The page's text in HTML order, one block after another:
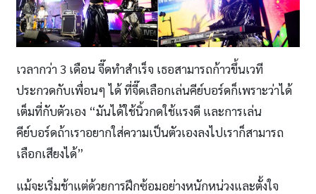
เวลากว่า 3 เดือน จี๊ดทำสำเร็จ เธอสามารถก้าวขึ้นเวที
ประกวดกับเพื่อนๆ ได้ ที่จี๊ดเลือกเล่นคีย์บอร์ดก็เพราะว่าได้
เต็มที่กับตัวเอง “มันได้ใช้นิ้วกดใช้แรงดี และการเล่น
คีย์บอร์ดถ้าเราอยากใส่ความเป็นตัวเองลงไปเราก็สามารถ
เลือกเสียงได้”
แม้จะเริ่มช้าแต่ด้วยการฝึกซ้อมอย่างหนักหน่วงและตั้งใจ